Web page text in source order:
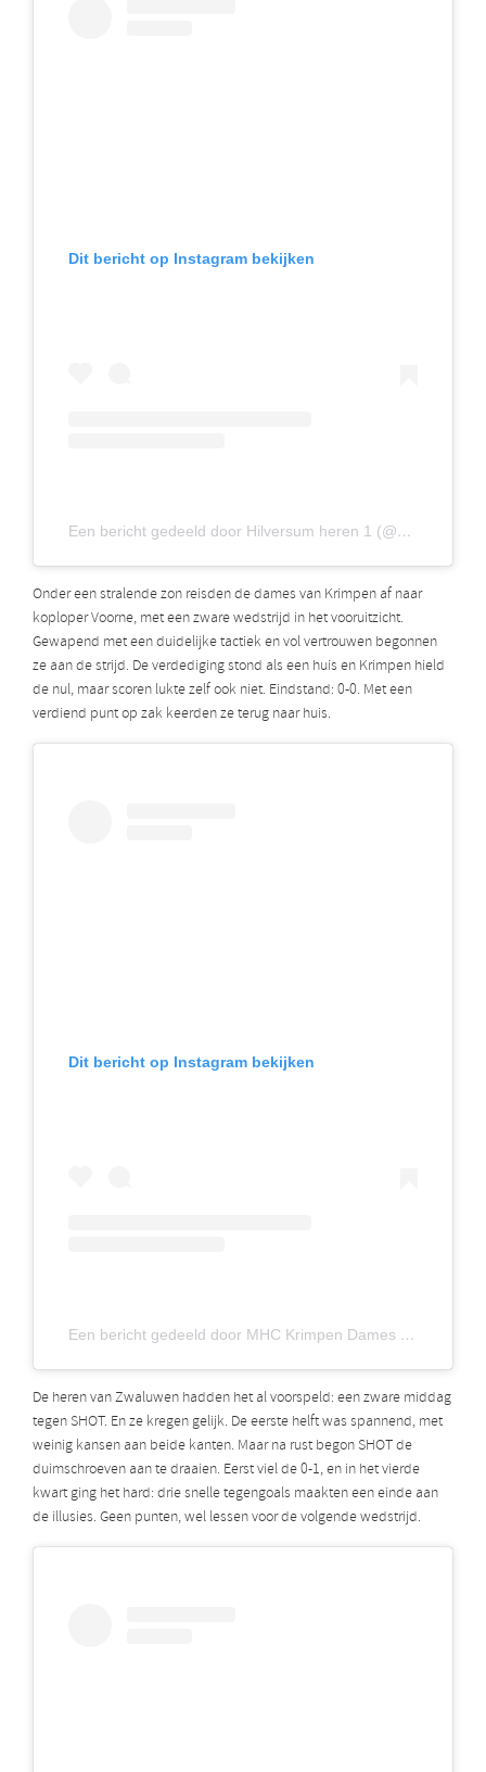
Dit bericht op Instagram bekijken
Een bericht gedeeld door Hilversum heren 1 (@hmhcheren1)
Onder een stralende zon reisden de dames van Krimpen af naar
koploper Voorne, met een zware wedstrijd in het vooruitzicht.
Gewapend met een duidelijke tactiek en vol vertrouwen begonnen
ze aan de strijd. De verdediging stond als een huis en Krimpen hield
de nul, maar scoren lukte zelf ook niet. Eindstand: 0-0. Met een
verdiend punt op zak keerden ze terug naar huis.
Dit bericht op Instagram bekijken
Een bericht gedeeld door MHC Krimpen Dames 1 (@krimpendames1)
De heren van Zwaluwen hadden het al voorspeld: een zware middag
tegen SHOT. En ze kregen gelijk. De eerste helft was spannend, met
weinig kansen aan beide kanten. Maar na rust begon SHOT de
duimschroeven aan te draaien. Eerst viel de 0-1, en in het vierde
kwart ging het hard: drie snelle tegengoals maakten een einde aan
de illusies. Geen punten, wel lessen voor de volgende wedstrijd.